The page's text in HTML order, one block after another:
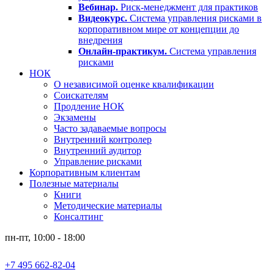
Вебинар. Риск-менеджмент для практиков
Видеокурс. Система управления рисками в
корпоративном мире от концепции до
внедрения
Онлайн-практикум. Система управления
рисками
НОК
О независимой оценке квалификации
Соискателям
Продление НОК
Экзамены
Часто задаваемые вопросы
Внутренний контролер
Внутренний аудитор
Управление рисками
Корпоративным клиентам
Полезные материалы
Книги
Методические материалы
Консалтинг
пн-пт, 10:00 - 18:00
+7 495 662-82-04